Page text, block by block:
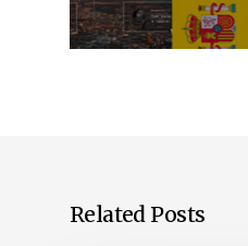
Related Posts